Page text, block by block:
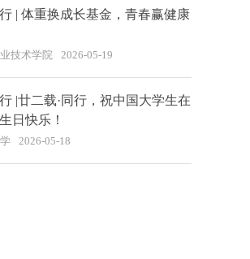
| 体重换成长基金，青春赢健康
技术学院 2026-05-19
|廿二载·同行，祝中国大学生在
日快乐！
2026-05-18